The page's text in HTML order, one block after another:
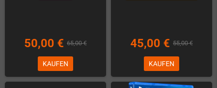
50,00 € 65,00 €
KAUFEN
45,00 € 55,00 €
KAUFEN